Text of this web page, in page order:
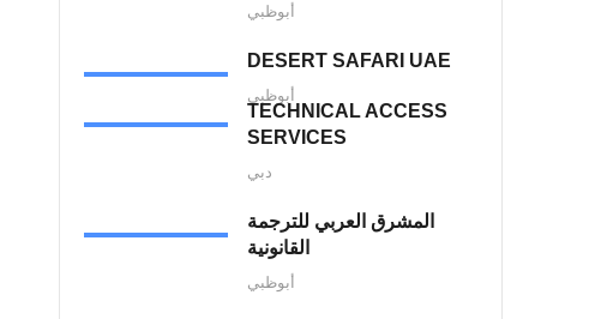
أبوظبي
DESERT SAFARI UAE
أبوظبي
TECHNICAL ACCESS
SERVICES
دبي
المشرق العربي للترجمة
القانونية
أبوظبي